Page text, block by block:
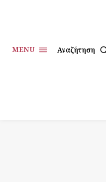
MENU Αναζήτηση